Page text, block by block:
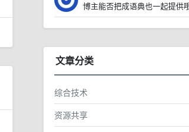
博主能否把成语典也一起提供
文章分类
综合技术
资源共享